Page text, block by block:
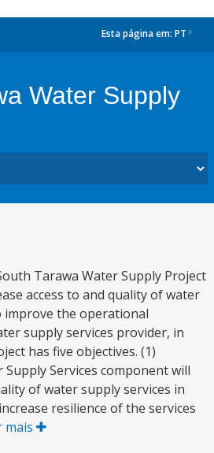
Esta página em: PT
Water Supply
Tarawa Water Supply Project
access to and quality of water
improve the operational
supply services provider, in
has five objectives. (1)
Services component will
of water supply services in
resilience of the services
mais